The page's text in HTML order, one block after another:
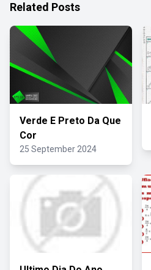
Related Posts
Verde E Preto Da Que
Cor
25 September 2024